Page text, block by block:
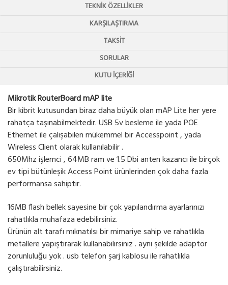
TEKNIK ÖZELLIKLER
KARŞILAŞTIRMA
TAKSIT
SORULAR
KUTU İÇERIĞI
Mikrotik RouterBoard mAP lite
Bir kibrit kutusundan biraz daha büyük olan mAP Lite her yere
rahatça taşınabilmektedir. USB 5v besleme ile yada POE
Ethernet ile çalışabilen mükemmel bir Accesspoint , yada
Wireless Client olarak kullanılabilir .
650Mhz işlemci , 64MB ram ve 1.5 Dbi anten kazancı ile birçok
ev tipi bütünleşik Access Point ürünlerinden çok daha fazla
performansa sahiptir.
16MB flash bellek sayesine bir çok yapılandırma ayarlarınızı
rahatlıkla muhafaza edebilirsiniz.
Ürünün alt tarafı mıknatılsı bir mimariye sahip ve rahatlıkla
metallere yapıştırarak kullanabilirsiniz . aynı şekilde adaptör
zorunluluğu yok . usb telefon şarj kablosu ile rahatlıkla
çalıştırabilirsiniz.